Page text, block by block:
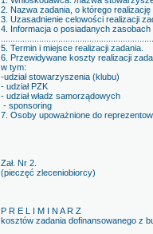
2. Nazwa zadania, o którego
3. Uzasadnienie celowości realizacji
4. Informacja o posiadanych
5. Termin i miejsce realizacji zadania.
6. Przewidywane koszty realizacji
w tym:
-udział stowarzyszenia (klubu)
- udział PZK
- udział władz samorządowych
- sponsoring
7. Osoby upoważnione do
Zał. Nr 2.
(pieczęć zleceniobiorcy)
P R E L I M I N A R Z
kosztów zadania dofinansowanego z